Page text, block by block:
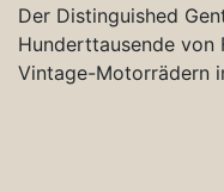
Der Distinguished
Hunderttausende von
Vintage-Motorrädern